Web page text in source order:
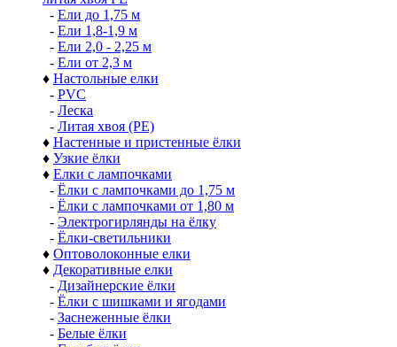
- Ели до 1,75 м
- Ели 1,8-1,9 м
- Ели 2,0 - 2,25 м
- Ели от 2,3 м
♦ Настольные елки
- PVC
- Леска
- Литая хвоя (РЕ)
♦ Настенные и пристенные ёлки
♦ Узкие ёлки
♦ Елки с лампочками
- Ёлки с лампочками до 1,75 м
- Ёлки с лампочками от 1,80 м
- Электрогирлянды на ёлку
- Ёлки-светильники
♦ Оптоволоконные елки
♦ Декоративные елки
- Дизайнерские ёлки
- Ёлки с шишками и ягодами
- Заснеженные ёлки
- Белые ёлки